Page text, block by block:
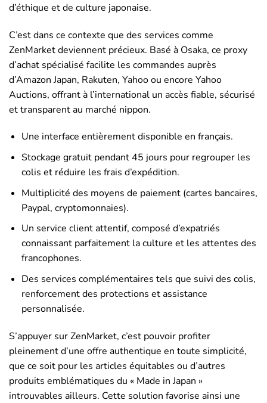
d’éthique et de culture japonaise.
C’est dans ce contexte que des services comme
ZenMarket deviennent précieux. Basé à Osaka, ce proxy
d’achat spécialisé facilite les commandes auprès
d’Amazon Japan, Rakuten, Yahoo ou encore Yahoo
Auctions, offrant à l’international un accès fiable, sécurisé
et transparent au marché nippon.
Une interface entièrement disponible en français.
Stockage gratuit pendant 45 jours pour regrouper les
colis et réduire les frais d’expédition.
Multiplicité des moyens de paiement (cartes bancaires,
Paypal, cryptomonnaies).
Un service client attentif, composé d’expatriés
connaissant parfaitement la culture et les attentes des
francophones.
Des services complémentaires tels que suivi des colis,
renforcement des protections et assistance
personnalisée.
S’appuyer sur ZenMarket, c’est pouvoir profiter
pleinement d’une offre authentique en toute simplicité,
que ce soit pour les articles équitables ou d’autres
produits emblématiques du « Made in Japan »
introuvables ailleurs. Cette solution favorise ainsi une